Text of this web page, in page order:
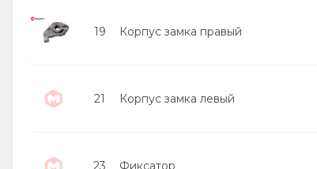
19 Корпус замка правый
21 Корпус замка левый
23 Фиксатор